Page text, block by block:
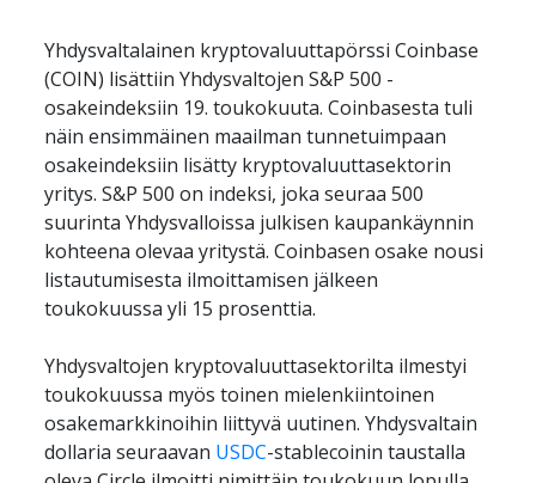
Yhdysvaltalainen kryptovaluuttapörssi Coinbase
(COIN) lisättiin Yhdysvaltojen S&P 500 -
osakeindeksiin 19. toukokuuta. Coinbasesta tuli
näin ensimmäinen maailman tunnetuimpaan
osakeindeksiin lisätty kryptovaluuttasektorin
yritys. S&P 500 on indeksi, joka seuraa 500
suurinta Yhdysvalloissa julkisen kaupankäynnin
kohteena olevaa yritystä. Coinbasen osake nousi
listautumisesta ilmoittamisen jälkeen
toukokuussa yli 15 prosenttia.
Yhdysvaltojen kryptovaluuttasektorilta ilmestyi
toukokuussa myös toinen mielenkiintoinen
osakemarkkinoihin liittyvä uutinen. Yhdysvaltain
dollaria seuraavan USDC-stablecoinin taustalla